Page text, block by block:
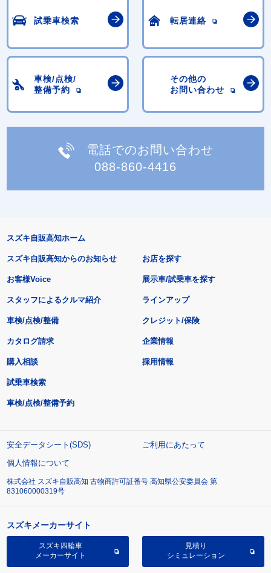
試乗車検索 転居連絡
車検/点検/
整備予約
その他の
お問い合わせ
電話でのお問い合わせ
088-860-4416
スズキ自販高知ホーム
スズキ自販高知からのお知らせ
お客様Voice
スタッフによるクルマ紹介
お店を探す
展示車/試乗車を探す
ラインアップ
車検/点検/整備 クレジット/保険
カタログ請求
購入相談
試乗車検索
車検/点検/整備予約
企業情報
採用情報
安全データシート(SDS)
ご利用にあたって
個人情報について
株式会社 スズキ自販高知 古物商許可証番号 高知県公安委員会 第
831060000319号
スズキメーカーサイト
スズキ四輪車
メーカーサイト
見積り
シミュレーション